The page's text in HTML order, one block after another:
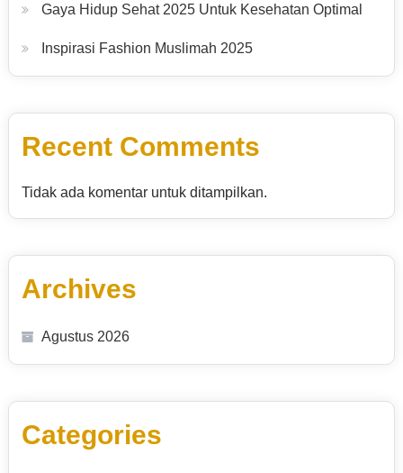
Gaya Hidup Sehat 2025 Untuk Kesehatan Optimal
Inspirasi Fashion Muslimah 2025
Recent Comments
Tidak ada komentar untuk ditampilkan.
Archives
Agustus 2026
Categories